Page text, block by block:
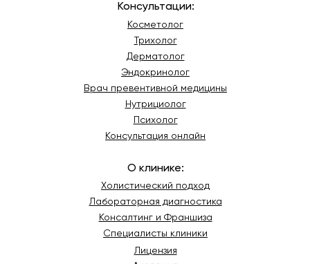
О клинике:
Консультации:
Косметолог
Трихолог
Дерматолог
Эндокринолог
Врач превентивной медицины
Нутрициолог
Психолог
Консультация онлайн
Холистический подход
Лабораторная диагностика
Консалтинг и Франшиза
Специалисты клиники
Лицензия